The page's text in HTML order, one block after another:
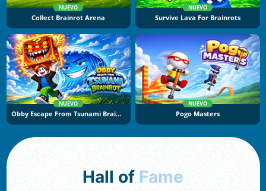
NUEVO
Collect Brainrot Arena
NUEVO
Survive Lava For Brainrots
NUEVO
Obby Escape From Tsunami Brainrot
NUEVO
Pogo Masters
Hall of Fame